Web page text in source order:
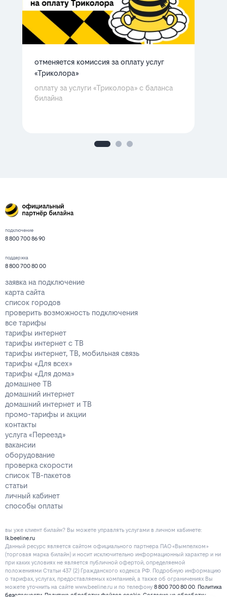
отменяется комиссия за оплату услуг
«Триколора»
оплату за услуги «Триколора» с баланса
билайна
подключение
8 800 700 86 90
поддержка
8 800 700 80 00
заявка на подключение
карта сайта
список городов
проверить возможность подключения
все тарифы
тарифы интернет
тарифы интернет с ТВ
тарифы интернет, ТВ, мобильная связь
тарифы «Для всех»
тарифы «Для дома»
домашнее ТВ
домашний интернет
домашний интернет и ТВ
промо-тарифы и акции
контакты
услуга «Переезд»
вакансии
оборудование
проверка скорости
список ТВ-пакетов
статьи
личный кабинет
способы оплаты
вы уже клиент билайн? Вы можете управлять услугами в личнoм кaбинeтe:
lk.beeline.ru
Данный ресурс является сайтом официального партнера ПАО «Вымпелком»
(торговая марка билайн) и носит исключительно информационный характер и ни
при каких условиях не является публичной офертой, определяемой
положениями Статьи 437 (2) Гражданского кодекса РФ. Подробную информацию
о тарифах, услугах, предоставляемых компанией, а также об ограничениях Вы
можете уточнить на сайте www.beeline.ru и по телефону 8 800 700 80 00 Политика
безопасности Политика обработки файлов cookie Согласие на обработку